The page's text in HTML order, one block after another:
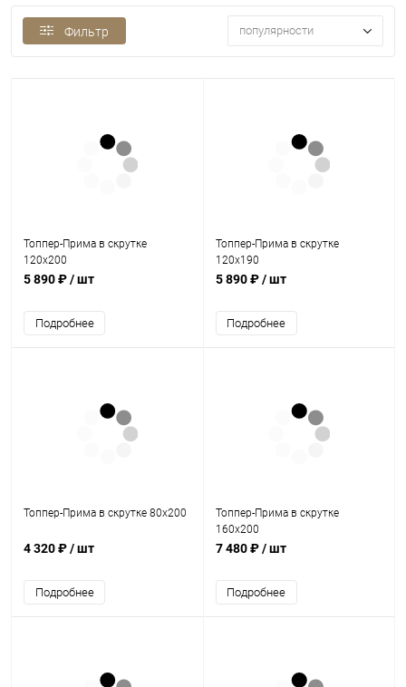
Фильтр популярности
Топпер-Прима в скрутке
120х200
5 890 ₽/ шт
Подробнее
Топпер-Прима в скрутке
120х190
5 890 ₽/ шт
Подробнее
Топпер-Прима в скрутке 80х200
4 320 ₽/ шт
Подробнее
Топпер-Прима в скрутке
160х200
7 480 ₽/ шт
Подробнее